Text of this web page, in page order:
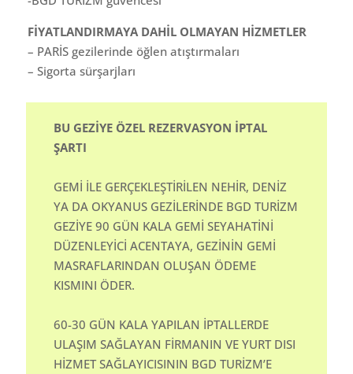
FİYATLANDIRMAYA DAHİL OLMAYAN HİZMETLER
– PARİS gezilerinde öğlen atıştırmaları
– ⁠Sigorta sürşarjları
BU GEZİYE ÖZEL REZERVASYON İPTAL
ŞARTI
GEMİ İLE GERÇEKLEŞTİRİLEN NEHİR, DENİZ
YA DA OKYANUS GEZİLERİNDE BGD TURİZM
GEZİYE 90 GÜN KALA GEMİ SEYAHATİNİ
DÜZENLEYİCİ ACENTAYA, GEZİNİN GEMİ
MASRAFLARINDAN OLUŞAN ÖDEME
KISMINI ÖDER.
60-30 GÜN KALA YAPILAN İPTALLERDE
ULAŞIM SAĞLAYAN FİRMANIN VE YURT DISI
HİZMET SAĞLAYICISININ BGD TURİZM’E